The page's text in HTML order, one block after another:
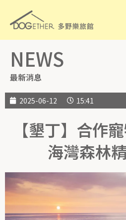
NEWS
最新消息
2025-06-12 15:41
【墾丁】合作
海灣森林